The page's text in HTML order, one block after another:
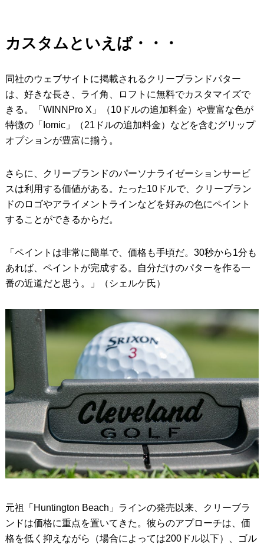
カスタムといえば・・・
同社のウェブサイトに掲載されるクリーブランドパター
は、好きな長さ、ライ角、ロフトに無料でカスタマイズで
きる。「WINNPro X」（10ドルの追加料金）や豊富な色が
特徴の「Iomic」（21ドルの追加料金）などを含むグリップ
オプションが豊富に揃う。
さらに、クリーブランドのパーソナライゼーションサービ
スは利用する価値がある。たった10ドルで、クリーブラン
ドのロゴやアライメントラインなどを好みの色にペイント
することができるからだ。
「ペイントは非常に簡単で、価格も手頃だ。30秒から1分も
あれば、ペイントが完成する。自分だけのパターを作る一
番の近道だと思う。」（シェルケ氏）
元祖「Huntington Beach」ラインの発売以来、クリーブラ
ンドは価格に重点を置いてきた。彼らのアプローチは、価
格を低く抑えながら（場合によっては200ドル以下）、ゴル